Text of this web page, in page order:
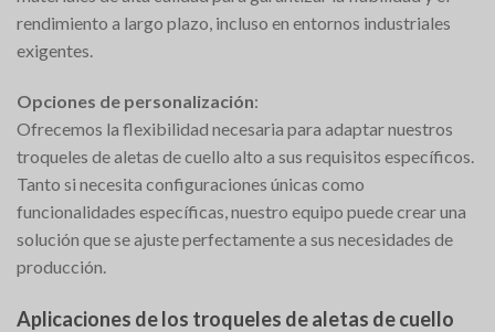
rendimiento a largo plazo, incluso en entornos industriales
exigentes.
Opciones de personalización:
Ofrecemos la flexibilidad necesaria para adaptar nuestros
troqueles de aletas de cuello alto a sus requisitos específicos.
Tanto si necesita configuraciones únicas como
funcionalidades específicas, nuestro equipo puede crear una
solución que se ajuste perfectamente a sus necesidades de
producción.
Aplicaciones de los troqueles de aletas de cuello